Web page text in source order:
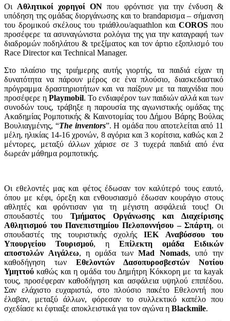
ΟιΑθλητικοί χορηγοί ON που φρόντισε για την ένδυση &
υπόδηση της ομάδας διοργάνωσης και το brandαρισμα – σήμανση
του δρομικού σκέλους του τριάθλου/aquathlon και COROSπου
προσέφερε τα ασυναγώνιστα ρολόγια της για την καταγραφή των
διαδρομών ποδηλάτου & τρεξίματος και τον άρτιο εξοπλισμό του
Race Director και Technical Manager.
Στο πλαίσιο της τριήμερης αυτής γιορτής, τα παιδιά είχαν τη
δυνατότητα να πάρουν μέρος σε ένα πλούσιο, διασκεδαστικό
πρόγραμμα δραστηριοτήτων και να παίξουν με τα παιχνίδια που
προσέφερε η Playmobil. Το ενδιαφέρον των παιδιών αλλά και των
συνοδών τους, τράβηξε η παρουσία της αγωνιστικής ομάδας της
Ακαδημίας Ρομποτικής & Καινοτομίας του Δήμου Βάρης Βούλας
Βουλιαγμένης, “The inventors”. Η ομάδα που αποτελείται από 11
μέλη, ηλικίας 14-16 χρονών, 8 αγόρια και 3 κορίτσια, καθώς και 2
μέντορες, μεταξύ άλλων χάρισε σε 3 τυχερά παιδιά από ένα
δωρεάν μάθημα ρομποτικής.
Οι εθελοντές μας και φέτος έδωσαν τον καλύτερό τους εαυτό,
όπου με κέφι, όρεξη και ενθουσιασμό έδωσαν κουράγιο στους
αθλητές και φρόντισαν για τη μέγιστη ασφάλειά τους! Οι
σπουδαστές του Τμήματος Οργάνωσης και Διαχείρισης
Αθλητισμού του Πανεπιστημίου Πελοποννήσου – Σπάρτη, οι
σπουδαστές της τουριστικής σχολής ΙΕΚ Αναβύσσου του
Υπουργείου Τουρισμού, η Επίλεκτη ομάδα Ειδικών
αποστολών Αιγάλεω, η ομάδα τωνMad Nomads, υπό την
καθοδήγηση των Εθελοντών Δασοπυροσβεστών Νοτίου
Υμηττού καθώς και η ομάδα του Δημήτρη Κόκκορη με τα kayak
τους, προσέφεραν καθοδήγηση και ασφάλεια υψηλού επιπέδου.
Σαν ελάχιστο ευχαριστώ, στο πλούσιο πακέτο Εθελοντή που
έλαβαν, μεταξύ άλλων, φόρεσαν το συλλεκτικό καπέλο που
σχεδίασε κι έφτιαξε αποκλειστικά για τον αγώνα η Blackmile.